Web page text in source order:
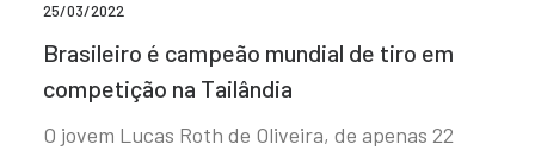
25/03/2022
Brasileiro é campeão mundial de tiro em
competição na Tailândia
O jovem Lucas Roth de Oliveira, de apenas 22